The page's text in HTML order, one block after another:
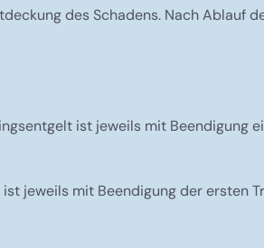
des Schadens. Nach Ablauf
ist jeweils mit Beendigung
jeweils mit Beendigung der ersten